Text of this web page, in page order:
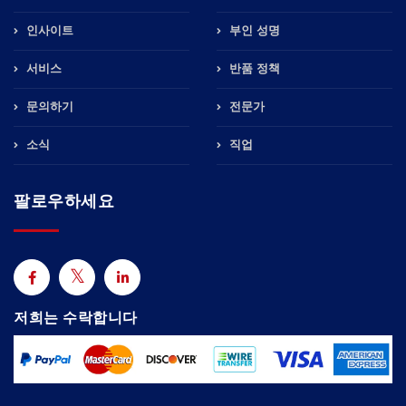
인사이트
서비스
문의하기
소식
부인 성명
반품 정책
전문가
직업
팔로우하세요
저희는 수락합니다